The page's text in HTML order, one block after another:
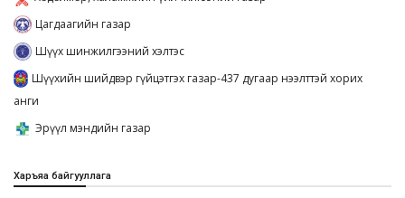
Цагдаагийн газар
Шүүх шинжилгээний хэлтэс
Шүүхийн шийдвэр гүйцэтгэх газар-437 дугаар нээлттэй хорих
анги
Эрүүл мэндийн газар
Харъяа байгууллага